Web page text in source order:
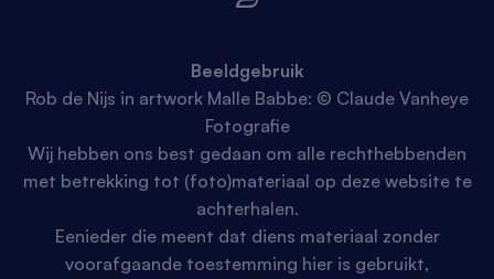
Beeldgebruik
Rob de Nijs in artwork Malle Babbe: © Claude Vanheye
Fotografie
Wij hebben ons best gedaan om alle rechthebbenden
met betrekking tot (foto)materiaal op deze website te
achterhalen.
Eenieder die meent dat diens materiaal zonder
voorafgaande toestemming hier is gebruikt,